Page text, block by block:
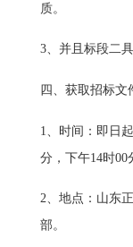
质。
3、并且标段二
四、获取招标文
1、时间：即日
分，下午14时00
2、地点：山东
部。